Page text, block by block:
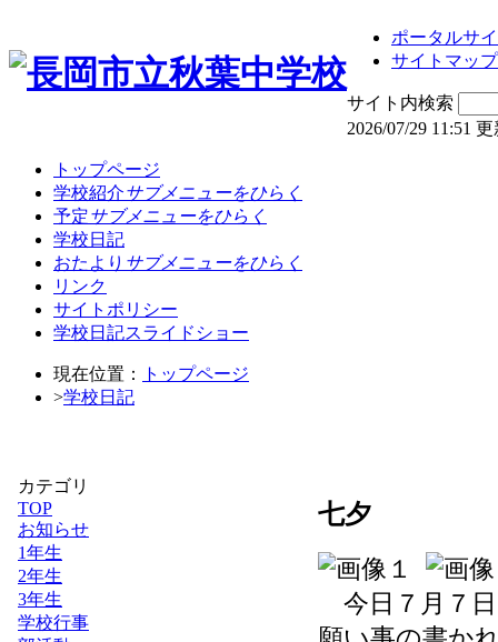
ポータルサ
サイトマップ
サイト内検索
2026/07/29 11:51
トップページ
学校紹介サブメニューをひらく
予定サブメニューをひらく
学校日記
おたより サブメニューをひらく
リンク
サイトポリシー
学校日記スライドショー
現在位置：
トップページ
>学校日記